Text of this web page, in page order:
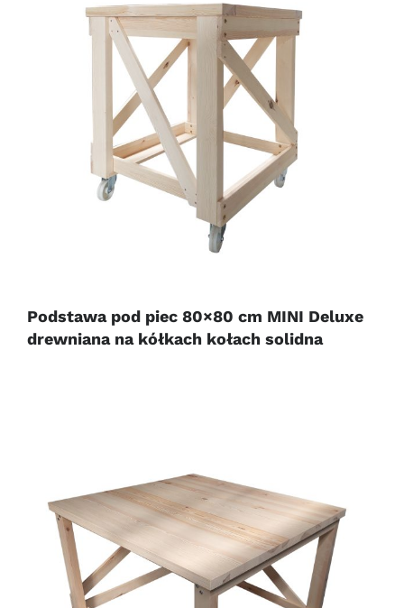
Podstawa pod piec 80×80 cm MINI Deluxe
drewniana na kółkach kołach solidna